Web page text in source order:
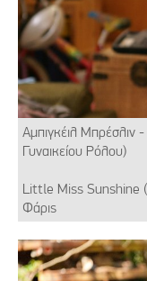
Αμπιγκέιλ Μπρέσλιν
Γυναικείου Ρόλου)
Little Miss Sunshine
Φάρις